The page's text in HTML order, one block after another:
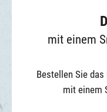
mit einem
Bestellen Sie
mit einem